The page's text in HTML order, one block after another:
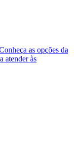
as opções da
atender às